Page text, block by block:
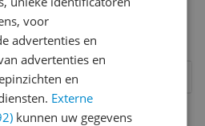
7
6
5
1 van 4
voor
advertenties en
advertenties en
en
Externe
kunnen uw gegevens